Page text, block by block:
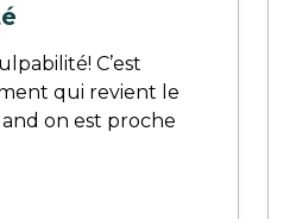
C’est
qui revient le
on est proche